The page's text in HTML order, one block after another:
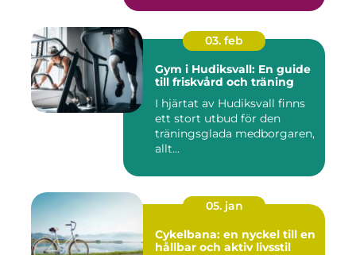
03. feb
Gym i Hudiksvall: En guide
till friskvård och träning
I hjärtat av Hudiksvall finns
ett stort utbud för den
träningsglada medborgaren,
allt...
05. jan
Cykelbana: en nyckel till en
hållbar och aktiv livsstil